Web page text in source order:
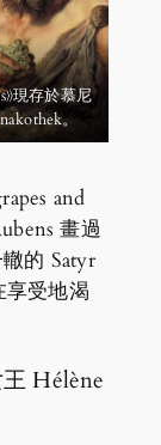
》現存於慕尼
。
and
畫過
轍的 Satyr
享受地渴
Hélène